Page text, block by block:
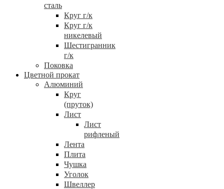
сталь
Круг г/к
Круг г/к
никелевый
Шестигранник
г/к
Поковка
Цветной прокат
Алюминий
Круг
(пруток)
Лист
Лист
рифленый
Лента
Плита
Чушка
Уголок
Швеллер